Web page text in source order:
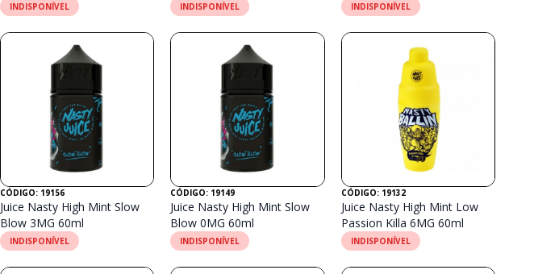
INDISPONÍVEL INDISPONÍVEL INDISPONÍVEL
CÓDIGO: 19156
Juice Nasty High Mint Slow
Blow 3MG 60ml
INDISPONÍVEL
CÓDIGO: 19149
Juice Nasty High Mint Slow
Blow 0MG 60ml
INDISPONÍVEL
CÓDIGO: 19132
Juice Nasty High Mint Low
Passion Killa 6MG 60ml
INDISPONÍVEL